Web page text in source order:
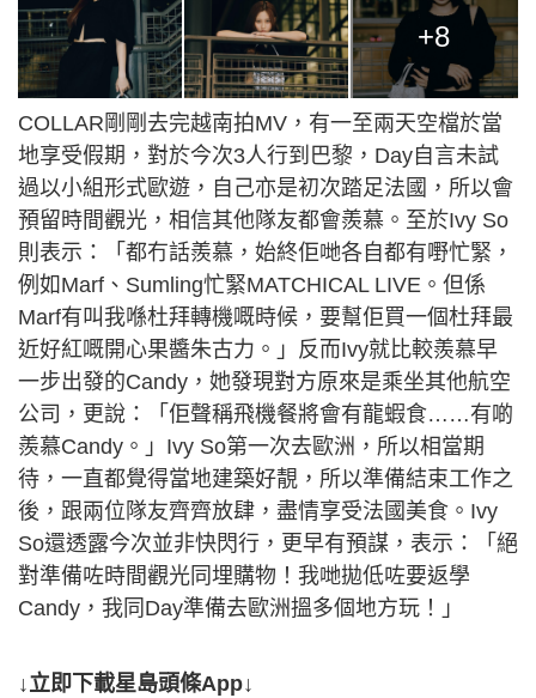
+8
COLLAR剛剛去完越南拍MV，有一至兩天空檔於當
地享受假期，對於今次3人行到巴黎，Day自言未試
過以小組形式歐遊，自己亦是初次踏足法國，所以會
預留時間觀光，相信其他隊友都會羨慕。至於Ivy So
則表示：「都冇話羨慕，始終佢哋各自都有嘢忙緊，
例如Marf、Sumling忙緊MATCHICAL LIVE。但係
Marf有叫我喺杜拜轉機嘅時候，要幫佢買一個杜拜最
近好紅嘅開心果醬朱古力。」反而Ivy就比較羨慕早
一步出發的Candy，她發現對方原來是乘坐其他航空
公司，更說：「佢聲稱飛機餐將會有龍蝦食……有啲
羨慕Candy。」Ivy So第一次去歐洲，所以相當期
待，一直都覺得當地建築好靚，所以準備結束工作之
後，跟兩位隊友齊齊放肆，盡情享受法國美食。Ivy
So還透露今次並非快閃行，更早有預謀，表示：「絕
對準備咗時間觀光同埋購物！我哋拋低咗要返學
Candy，我同Day準備去歐洲搵多個地方玩！」
↓立即下載星島頭條App↓